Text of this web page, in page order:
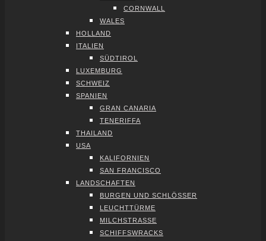
CORN­WALL
WALES
HOL­LAND
ITA­LI­EN
SÜD­TI­ROL
LUXEM­BURG
SCHWEIZ
SPA­NI­EN
GRAN CANA­RIA
TENE­RIF­FA
THAI­LAND
USA
KALI­FOR­NI­EN
SAN FRAN­CIS­CO
LAND­SCHAF­TEN
BUR­GEN UND SCHLÖS­SER
LEUCHT­TÜR­ME
MILCH­STRAS­SE
SCHIFFS­WRACKS